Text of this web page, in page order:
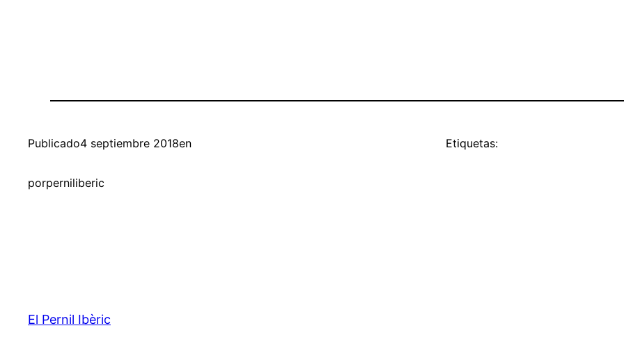
Publicado4 septiembre 2018en
porperniliberic
Etiquetas:
El Pernil Ibèric